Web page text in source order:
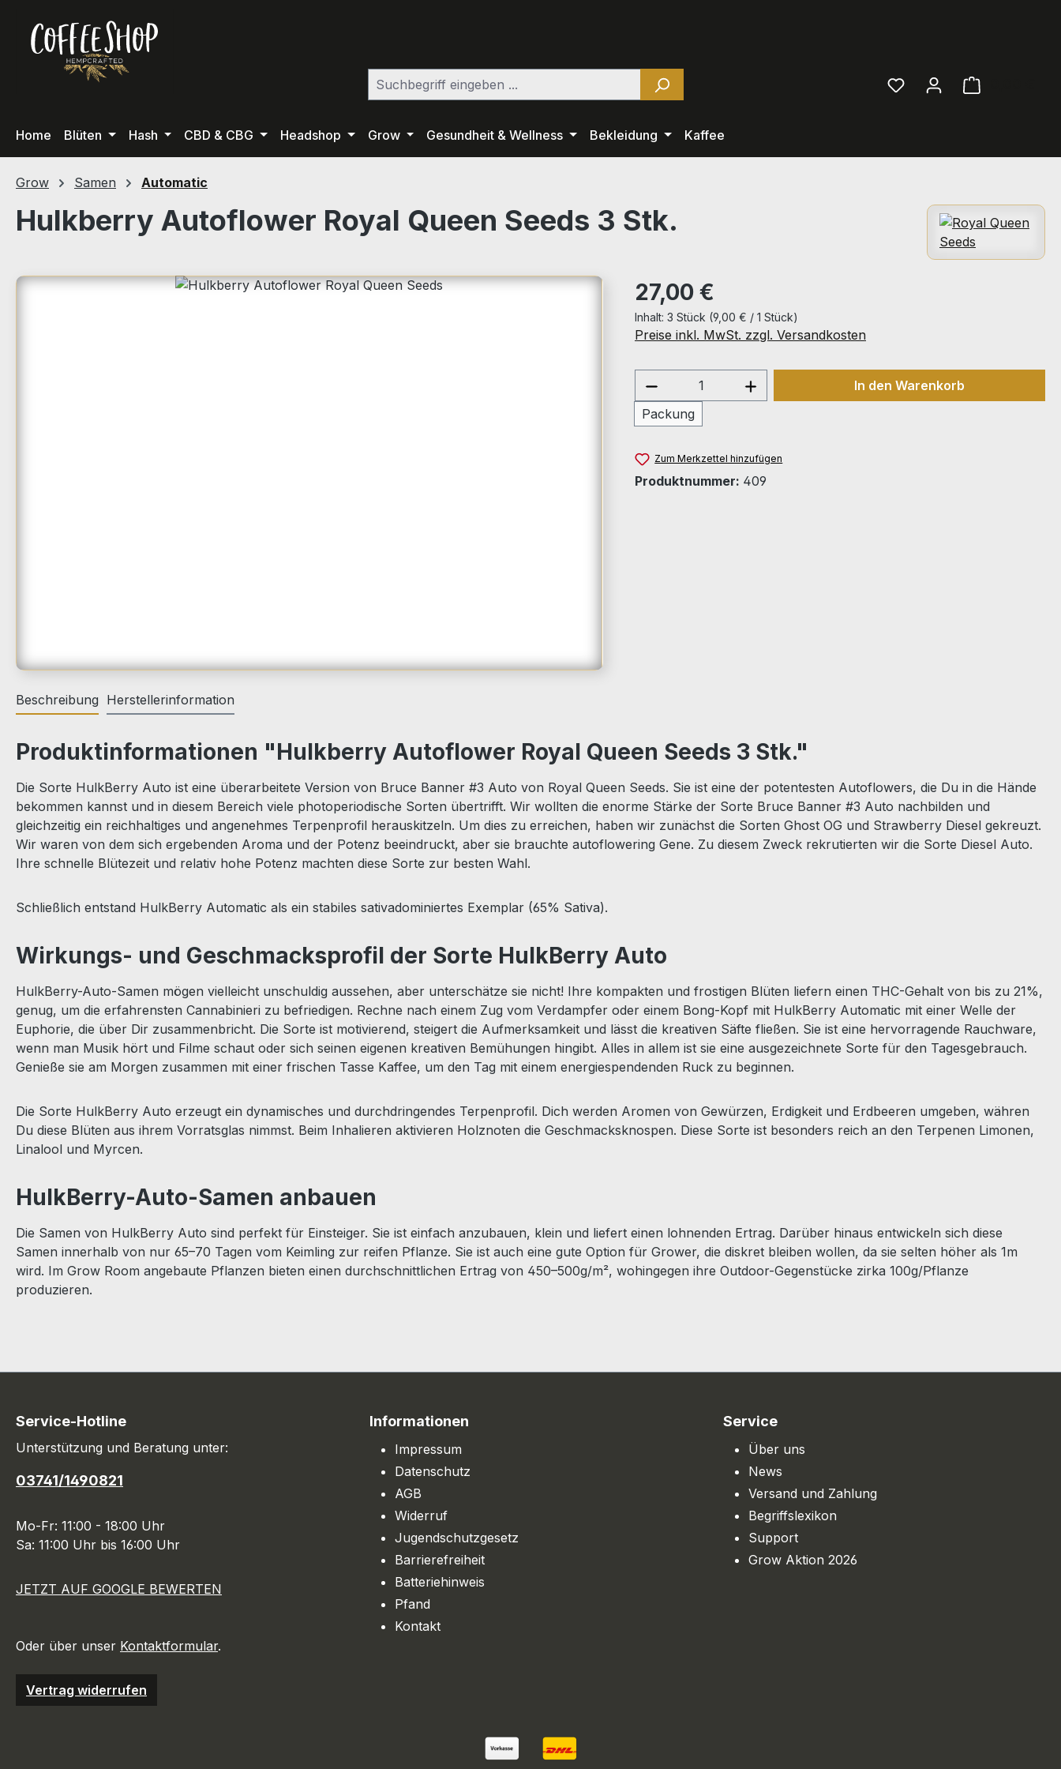
Hauptinhalt springen
Zur Suche springen
Zur Hauptnavigation springen
Home Blüten Hash CBD & CBG Headshop Grow Gesundheit & Wellness Bekleidung Kaffee
Grow Samen Automatic
Hulkberry Autoflower Royal Queen Seeds 3 Stk.
Bildergalerie überspringen Regulärer Preis:
27,00 €
Inhalt: 3 Stück (9,00 € / 1 Stück)
Preise inkl. MwSt. zzgl. Versandkosten
Produkt Anzahl: Gib den gewünschten Wert
Packung
In den Warenkorb
Zum Merkzettel hinzufügen
Produktnummer: 409
Beschreibung Herstellerinformation
Produktinformationen "Hulkberry Autoflower Royal Queen Seeds 3 Stk."
Die Sorte HulkBerry Auto ist eine überarbeitete Version von Bruce Banner #3 Auto von Royal Queen Seeds. Sie ist eine der potentesten Autoflowers, die Du in die Hände
bekommen kannst und in diesem Bereich viele photoperiodische Sorten übertrifft. Wir wollten die enorme Stärke der Sorte Bruce Banner #3 Auto nachbilden und
gleichzeitig ein reichhaltiges und angenehmes Terpenprofil herauskitzeln. Um dies zu erreichen, haben wir zunächst die Sorten Ghost OG und Strawberry Diesel gekreuzt.
Wir waren von dem sich ergebenden Aroma und der Potenz beeindruckt, aber sie brauchte autoflowering Gene. Zu diesem Zweck rekrutierten wir die Sorte Diesel Auto.
Ihre schnelle Blütezeit und relativ hohe Potenz machten diese Sorte zur besten Wahl.
Schließlich entstand HulkBerry Automatic als ein stabiles sativadominiertes Exemplar (65% Sativa).
Wirkungs- und Geschmacksprofil der Sorte HulkBerry Auto
HulkBerry-Auto-Samen mögen vielleicht unschuldig aussehen, aber unterschätze sie nicht! Ihre kompakten und frostigen Blüten liefern einen THC-Gehalt von bis zu 21%,
genug, um die erfahrensten Cannabinieri zu befriedigen. Rechne nach einem Zug vom Verdampfer oder einem Bong-Kopf mit HulkBerry Automatic mit einer Welle der
Euphorie, die über Dir zusammenbricht. Die Sorte ist motivierend, steigert die Aufmerksamkeit und lässt die kreativen Säfte fließen. Sie ist eine hervorragende Rauchware,
wenn man Musik hört und Filme schaut oder sich seinen eigenen kreativen Bemühungen hingibt. Alles in allem ist sie eine ausgezeichnete Sorte für den Tagesgebrauch.
Genieße sie am Morgen zusammen mit einer frischen Tasse Kaffee, um den Tag mit einem energiespendenden Ruck zu beginnen.
Die Sorte HulkBerry Auto erzeugt ein dynamisches und durchdringendes Terpenprofil. Dich werden Aromen von Gewürzen, Erdigkeit und Erdbeeren umgeben, währen
Du diese Blüten aus ihrem Vorratsglas nimmst. Beim Inhalieren aktivieren Holznoten die Geschmacksknospen. Diese Sorte ist besonders reich an den Terpenen Limonen,
Linalool und Myrcen.
HulkBerry-Auto-Samen anbauen
Die Samen von HulkBerry Auto sind perfekt für Einsteiger. Sie ist einfach anzubauen, klein und liefert einen lohnenden Ertrag. Darüber hinaus entwickeln sich diese
Samen innerhalb von nur 65–70 Tagen vom Keimling zur reifen Pflanze. Sie ist auch eine gute Option für Grower, die diskret bleiben wollen, da sie selten höher als 1m
wird. Im Grow Room angebaute Pflanzen bieten einen durchschnittlichen Ertrag von 450–500g/m², wohingegen ihre Outdoor-Gegenstücke zirka 100g/Pflanze
produzieren.
Service-Hotline
Unterstützung und Beratung unter:
03741/1490821
Mo-Fr: 11:00 - 18:00 Uhr
Sa: 11:00 Uhr bis 16:00 Uhr
JETZT AUF GOOGLE BEWERTEN
Oder über unser Kontaktformular.
Vertrag widerrufen
Informationen
Impressum
Datenschutz
AGB
Widerruf
Jugendschutzgesetz
Barrierefreiheit
Batteriehinweis
Pfand
Kontakt
Service
Über uns
News
Versand und Zahlung
Begriffslexikon
Support
Grow Aktion 2026